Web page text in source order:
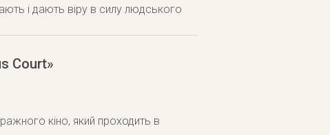
і дають віру в силу людського
Court»
кіно, який проходить в